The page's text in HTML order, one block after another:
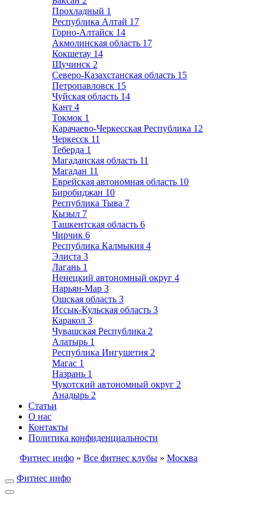
Прохладный 1
Республика Алтай 17
Горно-Алтайск 14
Акмолинская область 17
Кокшетау 14
Щучинск 2
Северо-Казахстанская область 15
Петропавловск 15
Чуйская область 14
Кант 4
Токмок 1
Карачаево-Черкесская Республика 12
Черкесск 11
Теберда 1
Магаданская область 11
Магадан 11
Еврейская автономная область 10
Биробиджан 10
Республика Тыва 7
Кызыл 7
Ташкентская область 6
Чирчик 6
Республика Калмыкия 4
Элиста 3
Лагань 1
Ненецкий автономный округ 4
Нарьян-Мар 3
Ошская область 3
Иссык-Кульская область 3
Каракол 3
Чувашская Республика 2
Алатырь 1
Республика Ингушетия 2
Магас 1
Назрань 1
Чукотский автономный округ 2
Анадырь 2
Статьи
О нас
Контакты
Политика конфиденциальности
Фитнес инфо » Все фитнес клубы » Москва
Фитнес инфо